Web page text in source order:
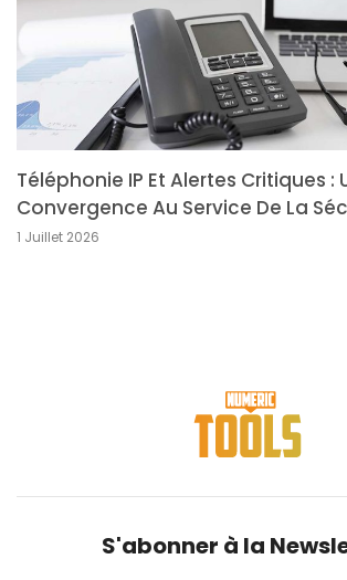
Téléphonie IP Et Alertes Critiques :
Convergence Au Service De La
1 Juillet 2026
S'abonner à la